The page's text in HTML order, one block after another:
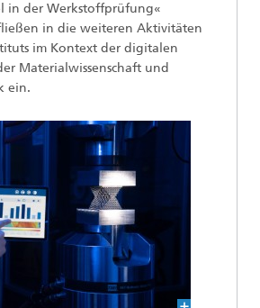
in der Werkstoffprüfung«
in die weiteren Aktivitäten
im Kontext der digitalen
Materialwissenschaft und
ein.